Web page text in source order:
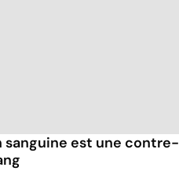
sanguine est une contre-